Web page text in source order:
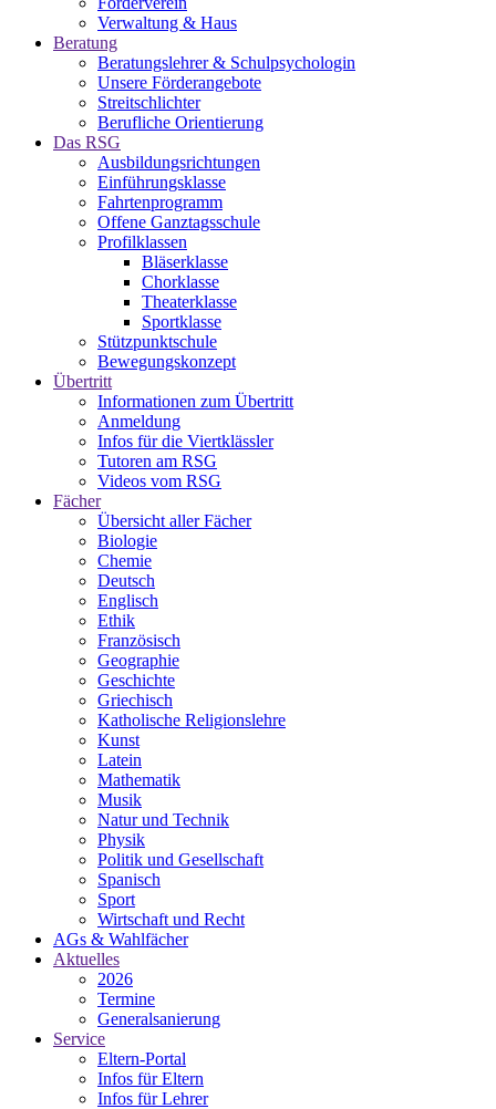
Verwaltung & Haus
Beratung
Beratungslehrer & Schulpsychologin
Unsere Förderangebote
Streitschlichter
Berufliche Orientierung
Das RSG
Ausbildungsrichtungen
Einführungsklasse
Fahrtenprogramm
Offene Ganztagsschule
Profilklassen
Bläserklasse
Chorklasse
Theaterklasse
Sportklasse
Stützpunktschule
Bewegungskonzept
Übertritt
Informationen zum Übertritt
Anmeldung
Infos für die Viertklässler
Tutoren am RSG
Videos vom RSG
Fächer
Übersicht aller Fächer
Biologie
Chemie
Deutsch
Englisch
Ethik
Französisch
Geographie
Geschichte
Griechisch
Katholische Religionslehre
Kunst
Latein
Mathematik
Musik
Natur und Technik
Physik
Politik und Gesellschaft
Spanisch
Sport
Wirtschaft und Recht
AGs & Wahlfächer
Aktuelles
2026
Termine
Generalsanierung
Service
Eltern-Portal
Infos für Eltern
Infos für Lehrer